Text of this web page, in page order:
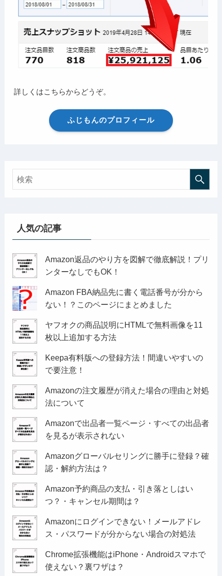
詳しくはこちらからどうぞ。
ふじもんのプロフィール
人気の記事
Amazon返品のやり方を図解で徹底解説！プリ
ンターなしでもOK！
Amazon FBA納品先に書く電話番号が分から
ない！？このページにまとめました
ヤフオクの商品説明にHTMLで無料画像を11
枚以上追加する方法
Keepa有料版への登録方法！間違いやすいの
で要注意！
Amazonの注文履歴が消えた場合の理由と対処
法について
Amazonで出品者一覧ページ・すべての出品者
を見るが表示されない
Amazonグローバルセリングに勝手に登録？確
認・解約方法は？
Amazon予約商品の支払・引き落としはい
つ？・キャンセル期間は？
Amazonにログインできない！メールアドレ
ス・パスワードが分からない場合の対処法
Chrome拡張機能はiPhone・Androidスマホで
使えない？裏ワザは？